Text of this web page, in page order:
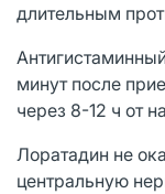
длительным
минут после
через 8-12 ч от
Лоратадин не
центральную